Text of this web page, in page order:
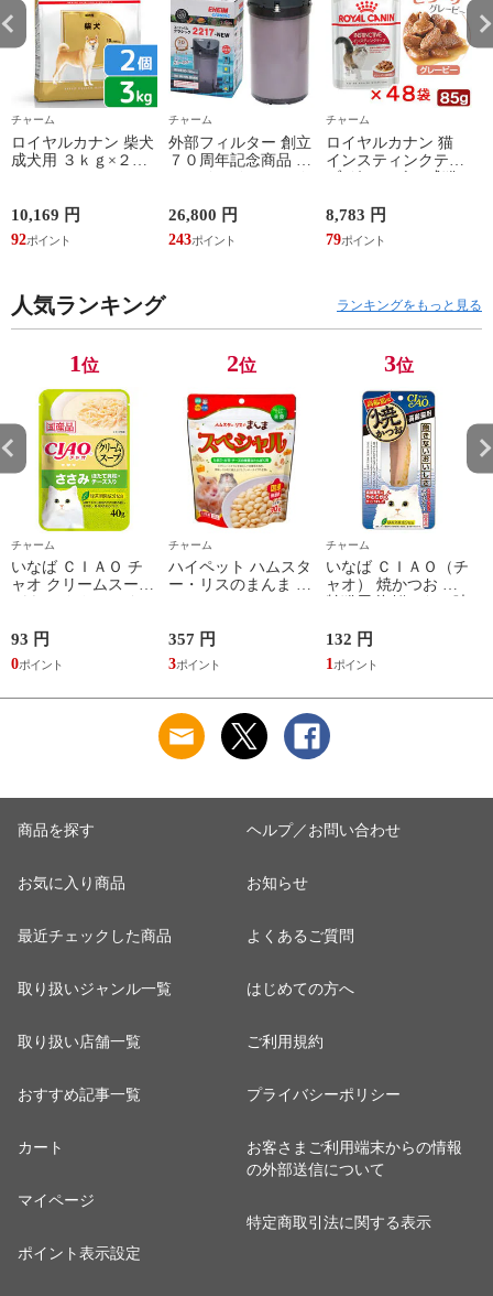
チャーム
ロイヤルカナン 柴犬
成犬用 ３ｋｇ×２袋
お一人様２点限り 関
東当日便
10,169 円
92
チャーム
外部フィルター 創立
７０周年記念商品 エ
グレー ５０Ｈｚ 東
日本用 水槽 アクア
リウム 関東当日便
26,800 円
243
チャーム
ロイヤルカナン 猫
インスティンクティ
ブ グレービー 成猫
袋 お一人様１点限り
関東当日便
8,783 円
79
人気ランキング ランキングをもっと見る
1位
チャーム
いなば ＣＩＡＯ チ
ャオ クリームスープ
４０ｇ 猫 キャット
フード 関東当日便
93 円
0
2位
チャーム
ハイペット ハムスタ
ー・リスのまんま ス
東当日便
357 円
3
3位
チャーム
いなば ＣＩＡＯ（チ
ャオ） 焼かつお 高
当日便
132 円
1
商品を探す
お気に入り商品
最近チェックした商品
取り扱いジャンル一覧
取り扱い店舗一覧
おすすめ記事一覧
カート
マイページ
ポイント表示設定
ヘルプ／お問い合わせ
お知らせ
よくあるご質問
はじめての方へ
ご利用規約
プライバシーポリシー
お客さまご利用端末からの情報
の外部送信について
特定商取引法に関する表示